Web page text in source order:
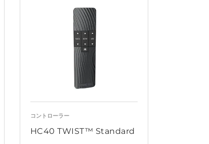
コントローラー
HC40 TWIST™ Standard